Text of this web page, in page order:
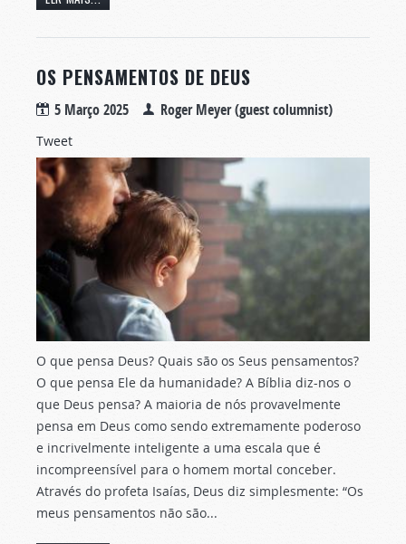
OS PENSAMENTOS DE DEUS
5 Março 2025 Roger Meyer (guest columnist)
Tweet
O que pensa Deus? Quais são os Seus pensamentos?
O que pensa Ele da humanidade? A Bíblia diz-nos o
que Deus pensa? A maioria de nós provavelmente
pensa em Deus como sendo extremamente poderoso
e incrivelmente inteligente a uma escala que é
incompreensível para o homem mortal conceber.
Através do profeta Isaías, Deus diz simplesmente: “Os
meus pensamentos não são...